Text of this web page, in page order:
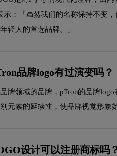
示：「虽然我们的名称保持不变
轻人的首选品牌。」
品牌logo有过演变吗？
牌领域的品牌，pTron的品牌
元素的延续性，使品牌视觉形象
设计可以注册商标吗？